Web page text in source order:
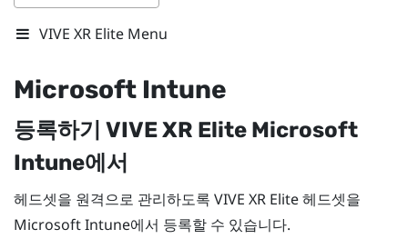
VIVE XR Elite Menu
Microsoft Intune
등록하기 VIVE XR Elite Microsoft
Intune에서
헤드셋을 원격으로 관리하도록 VIVE XR Elite헤드셋을
Microsoft Intune에서 등록할 수 있습니다.